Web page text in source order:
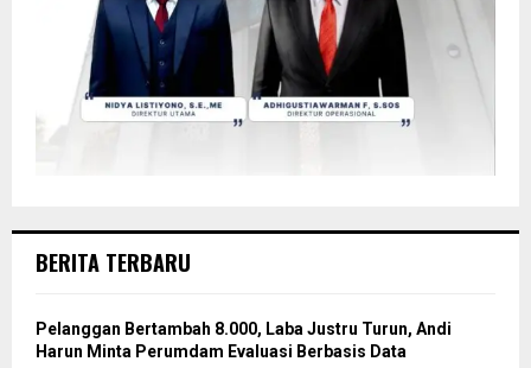
BERITA TERBARU
Pelanggan Bertambah 8.000, Laba Justru Turun, Andi
Harun Minta Perumdam Evaluasi Berbasis Data